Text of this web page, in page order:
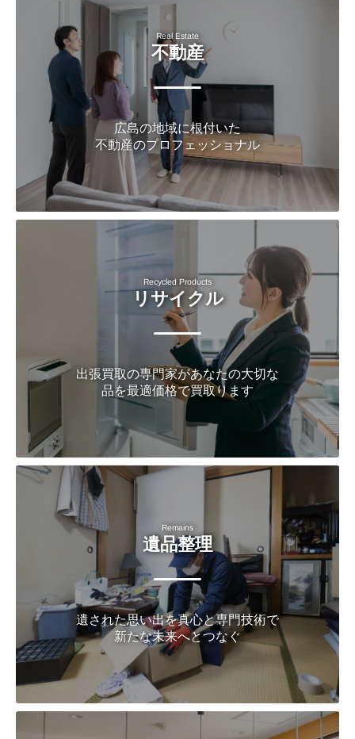
Real Estate
不動産
広島の地域に根付いた
不動産のプロフェッショナル
Recycled Products
リサイクル
出張買取の専門家があなたの大切な
品を最適価格で買取ります
Remains
遺品整理
遺された思い出を真心と専門技術で
新たな未来へとつなぐ